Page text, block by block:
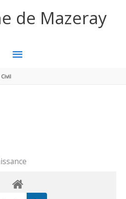
de Mazeray
MENU
PRINCIPAL